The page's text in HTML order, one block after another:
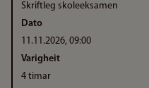
Skriftleg skoleeksamen
Dato
11.11.2026, 09:00
Varigheit
4 timar